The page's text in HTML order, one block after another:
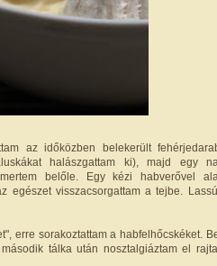
az időközben belekerült
halászgattam ki), majd egy
belőle. Egy kézi habverővel
egészet visszacsorgattam a tejbe.
erre sorakoztattam a habfelhőcskéket.
tálka után nosztalgiáztam el